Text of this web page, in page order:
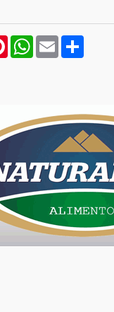
PinterestWhatsApp
Email